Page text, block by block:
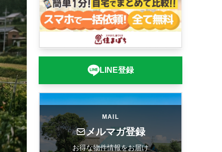
LINE登録
MAIL
メルマガ登録
お得な物件情報をお届け